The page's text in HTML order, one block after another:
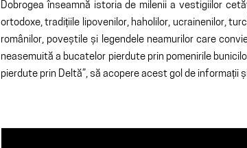
Dobrogea înseamnă istoria de milenii a vestigiilor
ortodoxe, tradițiile lipovenilor, haholilor, ucrainenilor,
românilor, poveștile și legendele neamurilor care
neasemuită a bucatelor pierdute prin pomenirile
pierdute prin Deltă”, să acopere acest gol de informații